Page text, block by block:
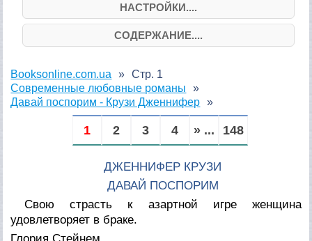
НАСТРОЙКИ....
СОДЕРЖАНИЕ....
Booksonline.com.ua
Современные любовные романы
Давай поспорим - Крузи Дженнифер
Стр. 1
1 2 3 4 » ... 148
ДЖЕННИФЕР КРУЗИ
ДАВАЙ ПОСПОРИМ
Свою страсть к азартной игре женщина
удовлетворяет в браке.